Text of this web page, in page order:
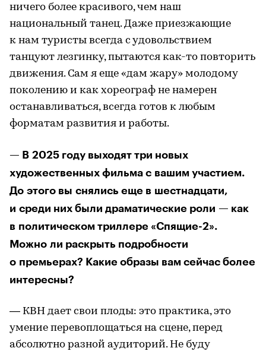
ничего более красивого, чем наш
национальный танец. Даже приезжающие
к нам туристы всегда с удовольствием
танцуют лезгинку, пытаются как-то повторить
движения. Cам я еще «дам жару» молодому
поколению и как хореограф не намерен
останавливаться, всегда готов к любым
форматам развития и работы.
— В 2025 году выходят три новых
художественных фильма с вашим участием.
До этого вы снялись еще в шестнадцати,
и среди них были драматические роли — как
в политическом триллере «Спящие-2».
Можно ли раскрыть подробности
о премьерах? Какие образы вам сейчас более
интересны?
— КВН дает свои плоды: это практика, это
умение перевоплощаться на сцене, перед
абсолютно разной аудиторий. Не буду